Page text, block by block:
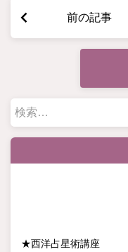
前の記事
検
索:
★西洋占星術講座